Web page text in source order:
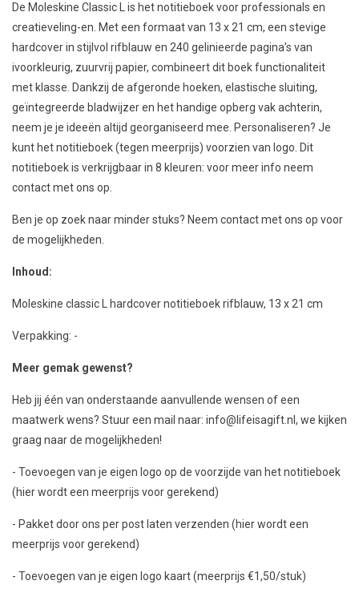
De Moleskine Classic L is het notitieboek voor professionals en
creatieveling-en. Met een formaat van 13 x 21 cm, een stevige
hardcover in stijlvol rifblauw en 240 gelinieerde pagina’s van
ivoorkleurig, zuurvrij papier, combineert dit boek functionaliteit
met klasse. Dankzij de afgeronde hoeken, elastische sluiting,
geïntegreerde bladwijzer en het handige opberg vak achterin,
neem je je ideeën altijd georganiseerd mee. Personaliseren? Je
kunt het notitieboek (tegen meerprijs) voorzien van logo. Dit
notitieboek is verkrijgbaar in 8 kleuren: voor meer info neem
contact met ons op.
Ben je op zoek naar minder stuks? Neem contact met ons op voor
de mogelijkheden.
Inhoud:
Moleskine classic L hardcover notitieboek rifblauw, 13 x 21 cm
Verpakking: -
Meer gemak gewenst?
Heb jij één van onderstaande aanvullende wensen of een
maatwerk wens? Stuur een mail naar: info@lifeisagift.nl , we kijken
graag naar de mogelijkheden!
- Toevoegen van je eigen logo op de voorzijde van het notitieboek
(hier wordt een meerprijs voor gerekend)
- Pakket door ons per post laten verzenden (hier wordt een
meerprijs voor gerekend)
- Toevoegen van je eigen logo kaart (meerprijs €1,50/stuk)